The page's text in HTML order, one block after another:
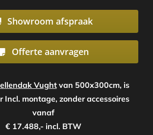
Showroom afspraak
Offerte aanvragen
Vughtvan 500x300cm, is
Incl. montage, zonder accessoires
vanaf
€ 17.488,- incl. BTW